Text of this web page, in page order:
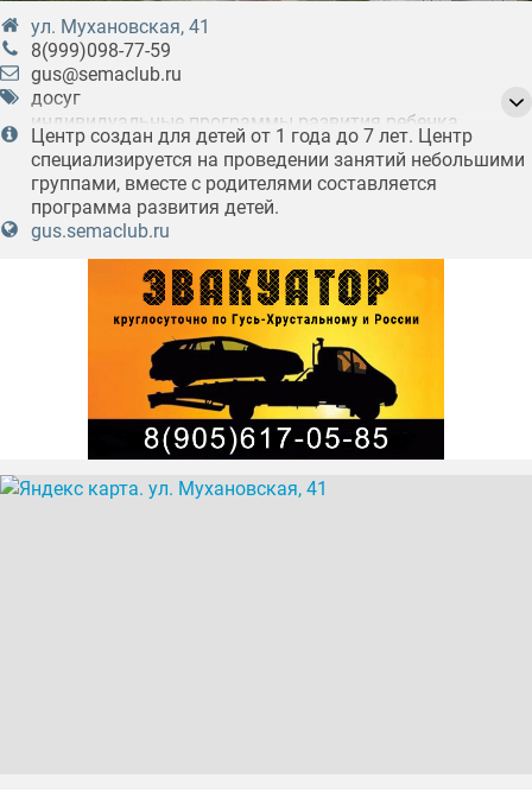
ул. Мухановская, 41
8(999)098-77-59
gus@semaclub.ru
досуг
индивидуальные программы развития ребенка
логопеды
психологи
Центр создан для детей от 1 года до 7 лет. Центр
специализируется на проведении занятий небольшими
группами, вместе с родителями составляется
программа развития детей.
gus.semaclub.ru